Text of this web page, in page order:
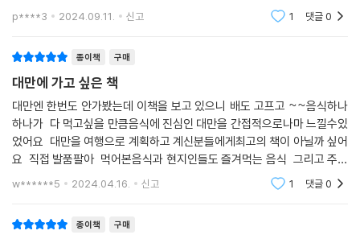
흑미 판투안
루라오삥과 해시 브라운 딴삥
쩐퐝 숯불 토스트
참치샐러드 딴삥
시그니처 판투안
타이난 참치 폭포 딴삥
6 여행 선물 리스트
쥬에린 에그롤
여행에 정답은 없다. 어딜 가서 무얼 먹고 무엇을 보는지는 개인의 자유기
좀 더 매력적이라는 데는 모두가 동의할 것이다. 서툰 언어로 음식을 주문
하고 낯선 맛과 향을 지닌 음식을 먹는 일, 이 역시 새로운 도전과 경험이
다. 이 책을 읽고 따창바오샤오창(대만식 소시지), 딴삥, 또우장(대만식 두
유) 같은 익숙한 맛뿐만 아니라 타로 튀김, 로송빵, 파파야 우유 같은 조금
은 생소한 간식까지도 모두 맛보며 맛있는 대만 여행을 할 수 있길 바란다.
p****3 2024.09.11. 신고 1 댓글0
종이책 구매
대만에 가고 싶은 책
대만엔 한번도 안가봤는데 이책을 보고 있으니 배도 고프고 ~~음식하나
하나가 다 먹고싶을 만큼음식에 진심인 대만을 간접적으로나마 느낄수있
었어요 대만을 여행으로 계획하고 계신분들에게최고의 책이 아닐까 싶어
요 직접 발품팔아 먹어본음식과 현지인들도 즐겨먹는 음식 그리고 주문
방법등상세하고 간결하게 귀여운 그림체와 사진이 함께여서책장이 저절
w******5 2024.04.16. 신고 1 댓글0
종이책 구매